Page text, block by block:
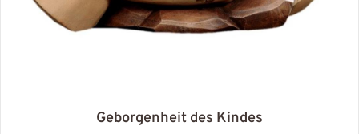
Geborgenheit des Kindes